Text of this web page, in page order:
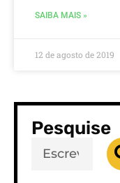
SAIBA MAIS »
12 de agosto de 2019
Pesquise